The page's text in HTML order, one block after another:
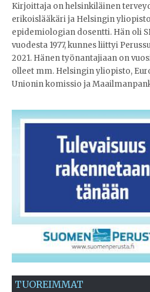
Kirjoittaja on helsinkiläinen
erikoislääkäri ja Helsingin
epidemiologian dosentti. Hän oli
vuodesta 1977, kunnes liittyi
2021. Hänen työnantajiaan on
olleet mm. Helsingin yliopisto,
Unionin komissio ja
TUOREIMMAT